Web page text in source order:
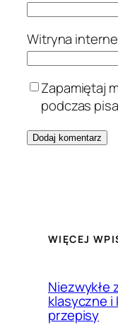
Witryna
Zapamiętaj
podczas
WIĘCEJ
Niezwykłe
klasyczne
przepisy